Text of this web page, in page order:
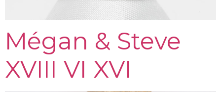
Mégan & Steve
XVIII VI XVI